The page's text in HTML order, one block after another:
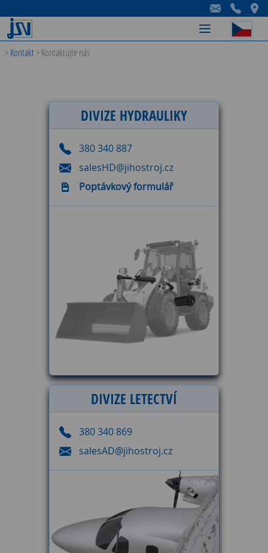
-
-
-
>Kontakt>Kontaktujte nás
DIVIZE HYDRAULIKY
380 340 887
salesHD@jihostroj.cz
Poptávkový formulář
DIVIZE LETECTVÍ
380 340 869
salesAD@jihostroj.cz